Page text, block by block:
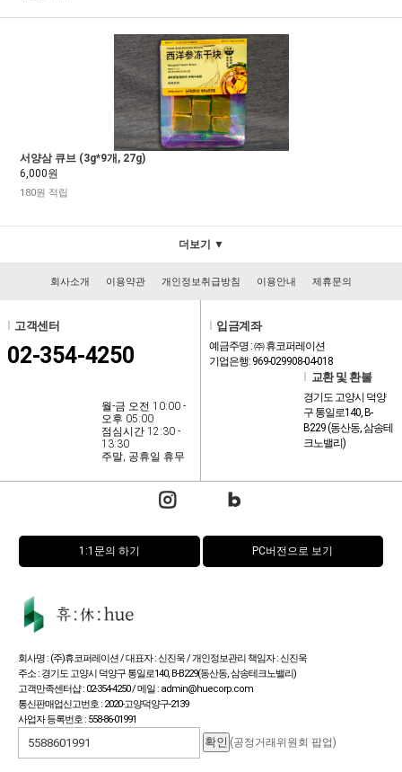
서양삼 큐브 (3g*9개, 27g)
6,000원
180원 적립
더보기 ▼
회사소개 이용약관 개인정보취급방침 이용안내 제휴문의
고객센터
02-354-4250
월-금 오전 10:00 -
오후 05:00
점심시간 12:30 -
13:30
주말, 공휴일 휴무
입금계좌
예금주명 : ㈜ 휴코퍼레이션
기업은행: 969-029908-04-018
교환 및 환불
경기도 고양시 덕양
구 통일로140, B-
B229 (동산동, 삼송테
크노밸리)
1:1문의 하기 PC버전으로 보기
회사명 : (주)휴코퍼레이션 / 대표자 : 신진욱 / 개인정보관리 책임자 : 신진욱
주소 : 경기도 고양시 덕양구 통일로140, B-B229(동산동, 삼송테크노밸리)
고객만족센터샵 : 02-354-4250 / 메일 : admin@huecorp.com
통신판매업신고번호 : 2020-고양덕양구-2139
사업자 등록번호 : 558-86-01991
(공정거래위원회 팝업)